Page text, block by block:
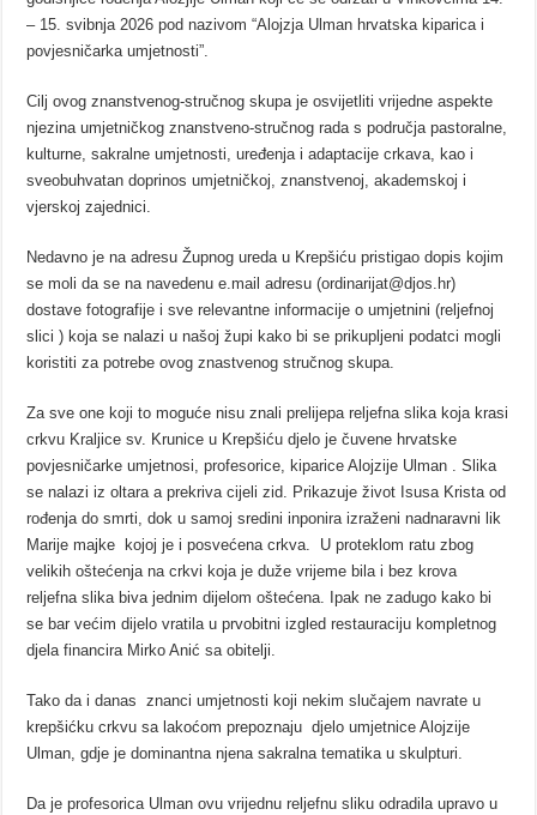
– 15. svibnja 2026 pod nazivom “Alojzja Ulman hrvatska kiparica i
povjesničarka umjetnosti”.
Cilj ovog znanstvenog-stručnog skupa je osvijetliti vrijedne aspekte
njezina umjetničkog znanstveno-stručnog rada s područja pastoralne,
kulturne, sakralne umjetnosti, uređenja i adaptacije crkava, kao i
sveobuhvatan doprinos umjetničkoj, znanstvenoj, akademskoj i
vjerskoj zajednici.
Nedavno je na adresu Župnog ureda u Krepšiću pristigao dopis kojim
se moli da se na navedenu e.mail adresu (ordinarijat@djos.hr)
dostave fotografije i sve relevantne informacije o umjetnini (reljefnoj
slici ) koja se nalazi u našoj župi kako bi se prikupljeni podatci mogli
koristiti za potrebe ovog znastvenog stručnog skupa.
Za sve one koji to moguće nisu znali prelijepa reljefna slika koja krasi
crkvu Kraljice sv. Krunice u Krepšiću djelo je čuvene hrvatske
povjesničarke umjetnosi, profesorice, kiparice Alojzije Ulman . Slika
se nalazi iz oltara a prekriva cijeli zid. Prikazuje život Isusa Krista od
rođenja do smrti, dok u samoj sredini inponira izraženi nadnaravni lik
Marije majke kojoj je i posvećena crkva. U proteklom ratu zbog
velikih oštećenja na crkvi koja je duže vrijeme bila i bez krova
reljefna slika biva jednim dijelom oštećena. Ipak ne zadugo kako bi
se bar većim dijelo vratila u prvobitni izgled restauraciju kompletnog
djela financira Mirko Anić sa obitelji.
Tako da i danas znanci umjetnosti koji nekim slučajem navrate u
krepšićku crkvu sa lakoćom prepoznaju djelo umjetnice Alojzije
Ulman, gdje je dominantna njena sakralna tematika u skulpturi.
Da je profesorica Ulman ovu vrijednu reljefnu sliku odradila upravo u